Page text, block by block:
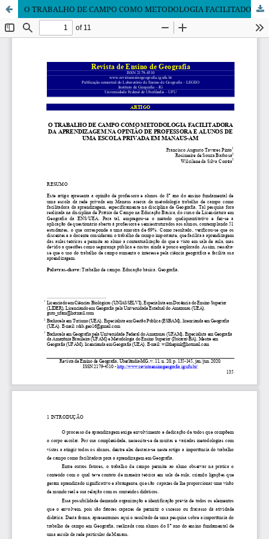
O TRABALHO DE CAMPO COMO METODOLOGIA FACILITADORA DA APRENDIZAGEM NA OPINIÃO DE PROFESSORA E ALUNOS DE UMA ESCOLA PRIVADA EM MANAUS-AM